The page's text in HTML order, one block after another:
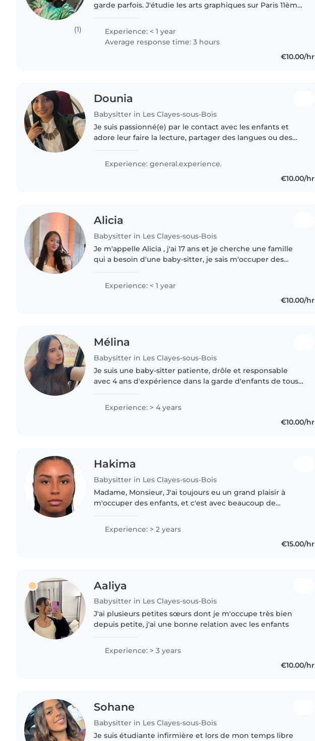
(1)
garde parfois. J'étudie les arts graphiques sur Paris 11ème.
Experience: < 1 year
Average response time: 3 hours
€10.00/hr
Dounia
Babysitter in Les Clayes-sous-Bois
Je suis passionné(e) par le contact avec les enfants et
adore leur faire la lecture, partager des langues ou des
Dynamique..
Experience: general.experience.
€10.00/hr
Alicia
Babysitter in Les Clayes-sous-Bois
Je m'appelle Alicia , j'ai 17 ans et je cherche une famille
qui a besoin d'une baby-sitter, je sais m'occuper des
stage en crèche..
Experience: < 1 year
€10.00/hr
Mélina
Babysitter in Les Clayes-sous-Bois
Je suis une baby-sitter patiente, drôle et responsable
avec 4 ans d'expérience dans la garde d'enfants de tous
petites sœurs..
Experience: > 4 years
€10.00/hr
Hakima
Babysitter in Les Clayes-sous-Bois
Madame, Monsieur, J'ai toujours eu un grand plaisir à
m'occuper des enfants, et c'est avec beaucoup de
Experience: > 2 years
€15.00/hr
Aaliya
Babysitter in Les Clayes-sous-Bois
J'ai plusieurs petites sœurs dont je m'occupe très bien
depuis petite, j'ai une bonne relation avec les enfants
Experience: > 3 years
€10.00/hr
Sohane
Babysitter in Les Clayes-sous-Bois
Je suis étudiante infirmière et lors de mon temps libre